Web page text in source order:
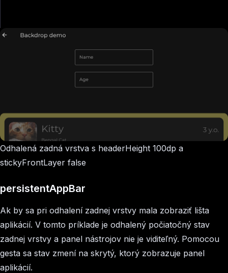
Odhalená zadná vrstva s headerHeight 100dp a
stickyFrontLayer false
persistentAppBar
Ak by sa pri odhalení zadnej vrstvy mala zobraziť lišta
aplikácií. V tomto príklade je odhalený počiatočný stav
zadnej vrstvy a panel nástrojov nie je viditeľný. Pomocou
gesta sa stav zmení na skrytý, ktorý zobrazuje panel
aplikácií.